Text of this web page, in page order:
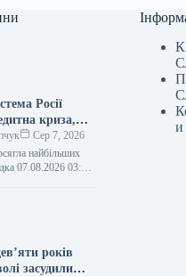
Росії
криза,
провідних
Сер 7, 2026
найбільших
07.08.2026 03:10
звітності за
років
засудили
и